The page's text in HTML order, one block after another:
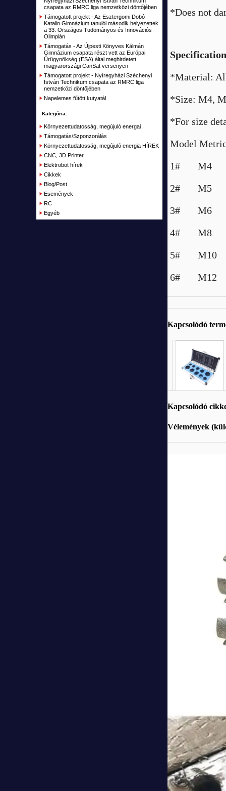
Vegyes csatlakozók
Csatlakozó
RC Hajók, csónakok, vitorlások
Szimulátorok
Távirányítók, vevők RC
Akku töltők, adapterek
Alkatrészek, Tuning
Kiegészítők, Építőanyag
Elemek, akkumulátorok
Plusz
Kifutott termékek
Garázs
csapata az RMRC liga nemzetközi döntőjében
Támogatott projekt - Az Esztergomi Dobó
Katalin Gimnázium tanulói második helyezettek
a 33. Országos Tudományos és Innovációs
Olimpián
Támogatás - Az Újpesti Könyves Kálmán
Gimnázium csapata részt vett az Európai
Űrügynökség (ESA) által meghirdetett
magyarországi CanSat versenyen
Támogatott projekt - Nyíregyházi Széchenyi
István Technikum csapata az RMRC liga
nemzetközi döntőjében
Napelemes fűtött kutyatál
Kategória:
Környezettudatosság, megújuló energai
Támogatás/Szponzorálás
Környezettudatosság, megújuló energia HÍREK
CNC, 3D Printer
Elektrobot hírek
Cikkek
Blog/Post
Események
RC
Egyéb
*Does not
*Material:
*Size: M4,
*For size
Model
1# M4
2# M5
3# M6
4# M8
5# M10
6# M12
Kapcsolódó
Kapcsolódó
Vélemények